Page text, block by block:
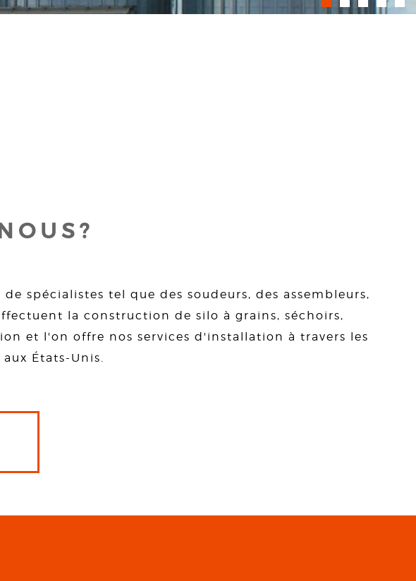
spécialistes tel que des soudeurs, des assembleurs,
la construction de silo à grains, séchoirs,
et l'on offre nos services d'installation à travers les
États-Unis.